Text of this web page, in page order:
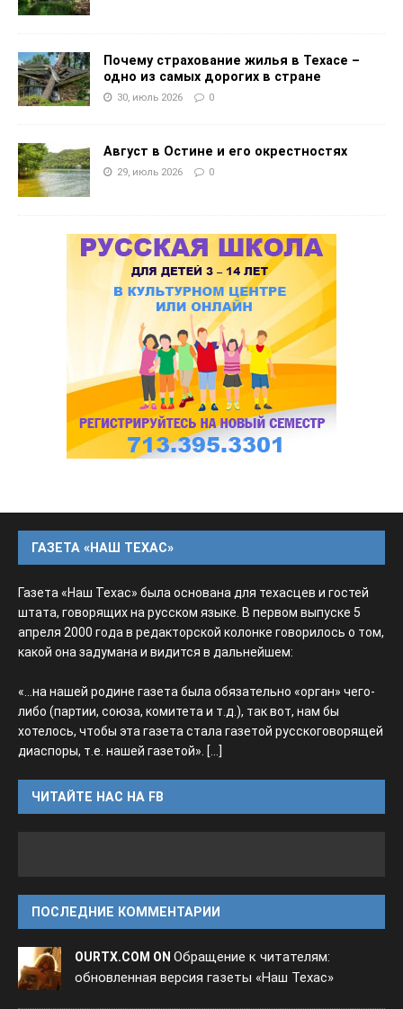
Почему страхование жилья в Техасе –
одно из самых дорогих в стране
30, июль 2026 0
Август в Остине и его окрестностях
29, июль 2026 0
ГАЗЕТА «НАШ ТЕХАС»
Газета «Наш Техас» была основана для техасцев и гостей
штата, говорящих на русском языке. В первом выпуске 5
апреля 2000 года в редакторской колонке говорилось о том,
какой она задумана и видится в дальнейшем:
«...на нашей родине газета была обязательно «орган» чего-
либо (партии, союза, комитета и т.д.), так вот, нам бы
хотелось, чтобы эта газета стала газетой русскоговорящей
диаспоры, т.е. нашей газетой». [...]
ЧИТАЙТЕ НАС НА FB
ПОСЛЕДНИЕ КОММЕНТАРИИ
OURTX.COM ON Обращение к читателям:
обновленная версия газеты «Наш Техас»